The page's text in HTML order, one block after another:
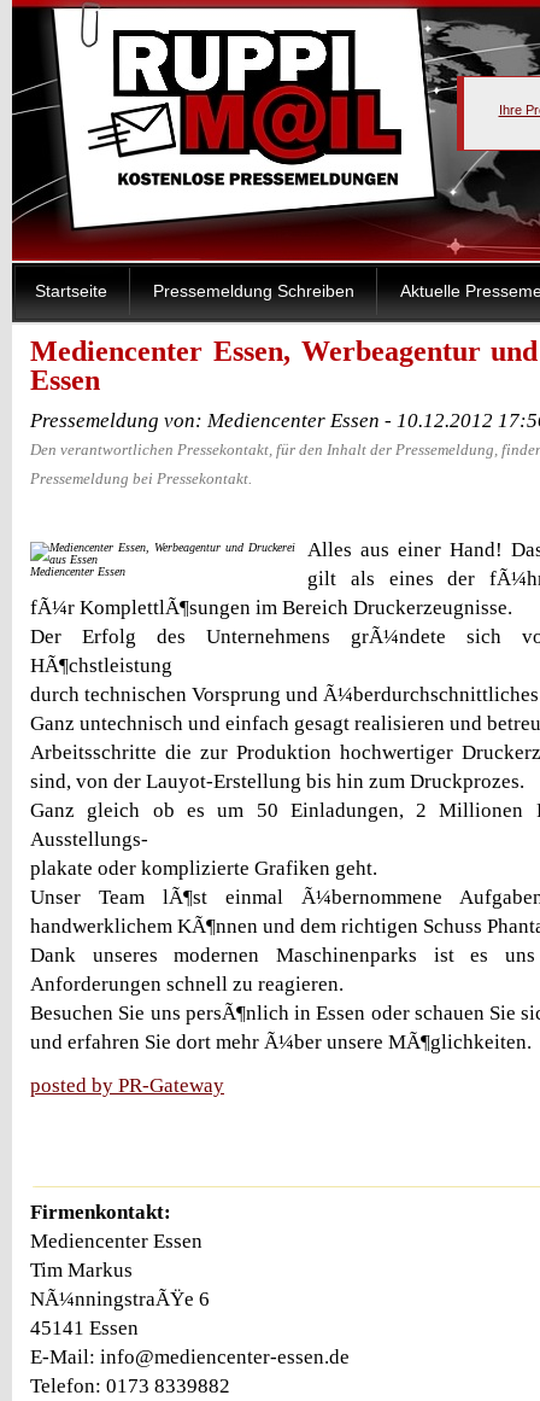
Ihre
Startseite Pressemeldung Schreiben Aktuelle
Mediencenter Essen, Werbeagentur
Essen
Pressemeldung von: Mediencenter Essen - 10.12.2012
Den verantwortlichen Pressekontakt, für den Inhalt der Pressemeldung,
Pressemeldung bei Pressekontakt.
Alles aus einer Hand!
Mediencenter Essen
gilt als eines der
fÃ¼r KomplettlÃ¶sungen im Bereich Druckerzeugnisse.
Der Erfolg des Unternehmens grÃ¼ndete sich
HÃ¶chstleistung
durch technischen Vorsprung und Ã¼berdurchschnittliches
Ganz untechnisch und einfach gesagt realisieren und
Arbeitsschritte die zur Produktion hochwertiger
sind, von der Lauyot-Erstellung bis hin zum Druckprozes.
Ganz gleich ob es um 50 Einladungen, 2 Millionen
Ausstellungs-
plakate oder komplizierte Grafiken geht.
Unser Team lÃ¶st einmal Ã¼bernommene
handwerklichem KÃ¶nnen und dem richtigen Schuss
Dank unseres modernen Maschinenparks ist es
Anforderungen schnell zu reagieren.
Besuchen Sie uns persÃ¶nlich in Essen oder schauen Sie
und erfahren Sie dort mehr Ã¼ber unsere MÃ¶glichkeiten.
posted by PR-Gateway
Firmenkontakt:
Mediencenter Essen
Tim Markus
NÃ¼nningstraÃŸe 6
45141 Essen
E-Mail: info@mediencenter-essen.de
Telefon: 0173 8339882